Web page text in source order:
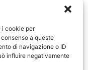
i cookie per
a queste
di navigazione o ID
influire negativamente